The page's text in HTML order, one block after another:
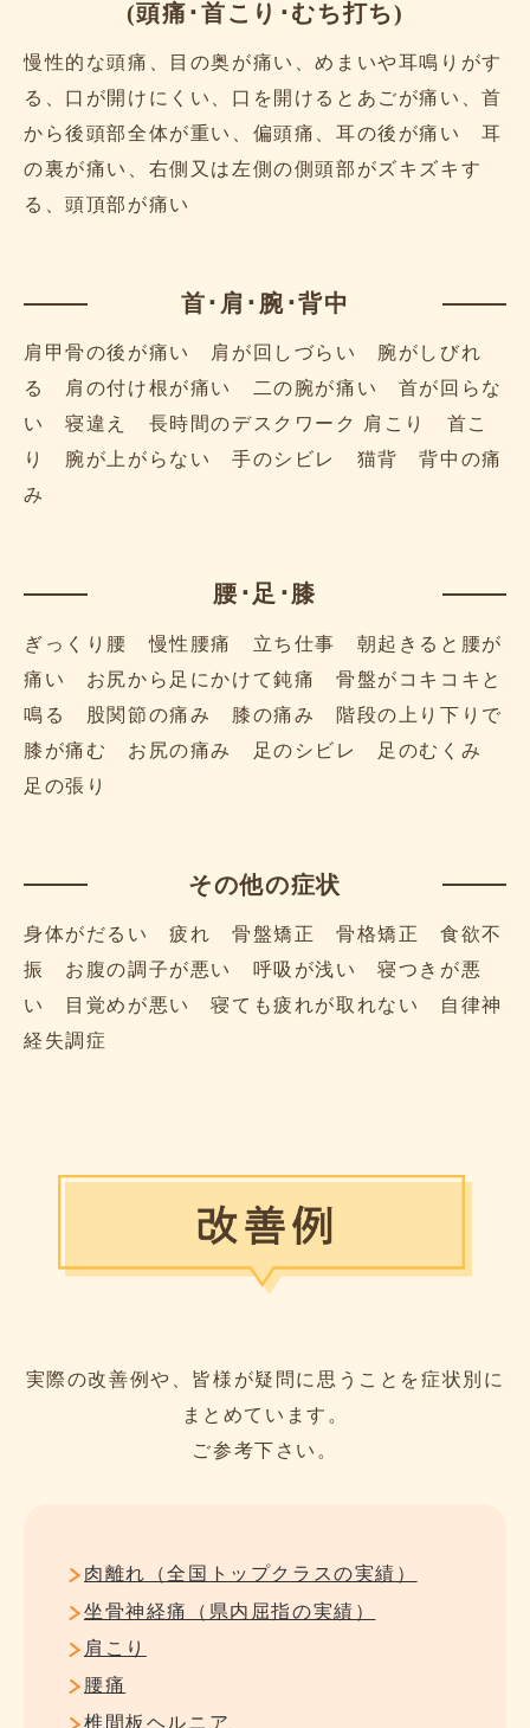
(頭痛･首こり･むち打ち)
慢性的な頭痛、目の奥が痛い、めまいや耳鳴りがす
る、口が開けにくい、口を開けるとあごが痛い、首
から後頭部全体が重い、偏頭痛、耳の後が痛い 耳
の裏が痛い、右側又は左側の側頭部がズキズキす
る、頭頂部が痛い
首･肩･腕･背中
肩甲骨の後が痛い 肩が回しづらい 腕がしびれ
る 肩の付け根が痛い 二の腕が痛い 首が回らな
い 寝違え 長時間のデスクワーク 肩こり 首こ
り 腕が上がらない 手のシビレ 猫背 背中の痛
み
腰･足･膝
ぎっくり腰 慢性腰痛 立ち仕事 朝起きると腰が
痛い お尻から足にかけて鈍痛 骨盤がコキコキと
鳴る 股関節の痛み 膝の痛み 階段の上り下りで
膝が痛む お尻の痛み 足のシビレ 足のむくみ
足の張り
その他の症状
身体がだるい 疲れ 骨盤矯正 骨格矯正 食欲不
振 お腹の調子が悪い 呼吸が浅い 寝つきが悪
い 目覚めが悪い 寝ても疲れが取れない 自律神
経失調症
実際の改善例や、皆様が疑問に思うことを症状別に
まとめています。
ご参考下さい。
肉離れ（全国トップクラスの実績）
坐骨神経痛（県内屈指の実績）
肩こり
腰痛
椎間板ヘルニア